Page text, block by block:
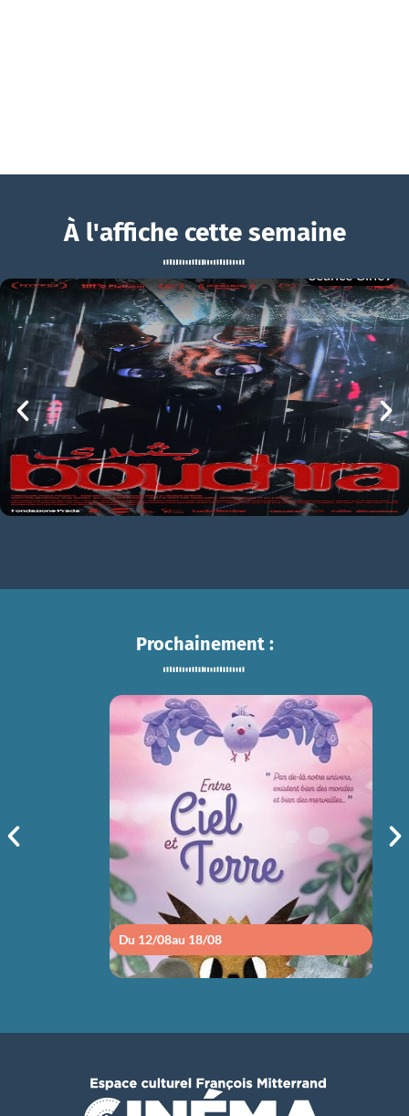
Il faut sauver Noël
Il faut sauver Noël Bande-annonce VF
À l'affiche cette semaine
BOUCHRA
mer 05/08
21h00
Prochainement :
Du 12/08au 18/08
ENTRE CIEL ET TERRE
sam 15/08
14h30